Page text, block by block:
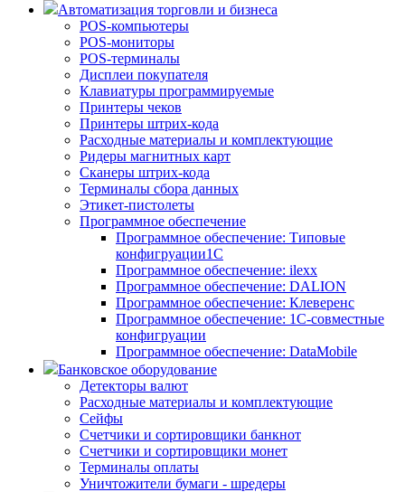
Автоматизация торговли и бизнеса
POS-компьютеры
POS-мониторы
POS-терминалы
Дисплеи покупателя
Клавиатуры программируемые
Принтеры чеков
Принтеры штрих-кода
Расходные материалы и комплектующие
Ридеры магнитных карт
Сканеры штрих-кода
Терминалы сбора данных
Этикет-пистолеты
Программное обеспечение
Программное обеспечение: Типовые
конфигруации1С
Программное обеспечение: ilexx
Программное обеспечение: DALION
Программное обеспечение: Клеверенс
Программное обеспечение: 1С-совместные
конфигруации
Программное обеспечение: DataMobile
Банковское оборудование
Детекторы валют
Расходные материалы и комплектующие
Сейфы
Счетчики и сортировщики банкнот
Счетчики и сортировщики монет
Терминалы оплаты
Уничтожители бумаги - шредеры